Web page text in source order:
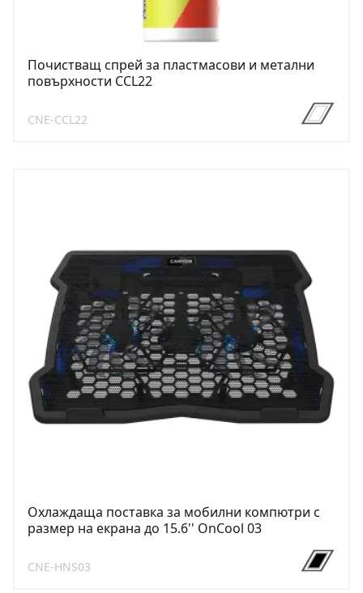
Почистващ спрей за пластмасови и метални
повърхности CCL22
CNE-CCL22
Охлаждаща поставка за мобилни компютри с
размер на екрана до 15.6'' OnCool 03
CNE-HNS03